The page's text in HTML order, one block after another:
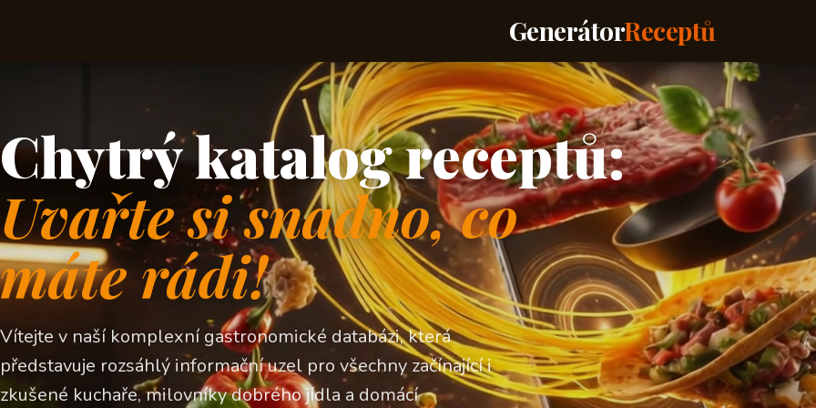
GenerátorReceptů
Chytrý katalog receptů:
Uvařte si snadno, co
máte rádi!
Vítejte v naší komplexní gastronomické databázi, která
představuje rozsáhlý informační uzel pro všechny začínající i
zkušené kuchaře, milovníky dobrého jídla a domácí